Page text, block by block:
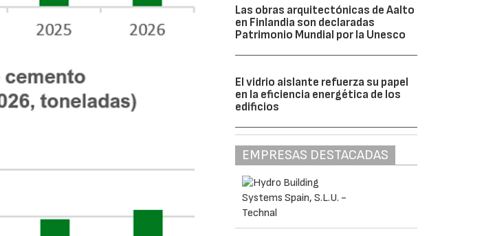
Las obras arquitectónicas de Aalto
en Finlandia son declaradas
Patrimonio Mundial por la Unesco
El vidrio aislante refuerza su papel
en la eficiencia energética de los
edificios
EMPRESAS DESTACADAS